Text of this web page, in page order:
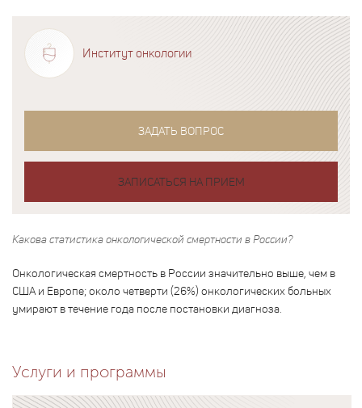
Институт онкологии
ЗАДАТЬ ВОПРОС
ЗАПИСАТЬСЯ НА ПРИЕМ
Какова статистика онкологической смертности в России?
Онкологическая смертность в России значительно выше, чем в
США и Европе; около четверти (26%) онкологических больных
умирают в течение года после постановки диагноза.
Услуги и программы